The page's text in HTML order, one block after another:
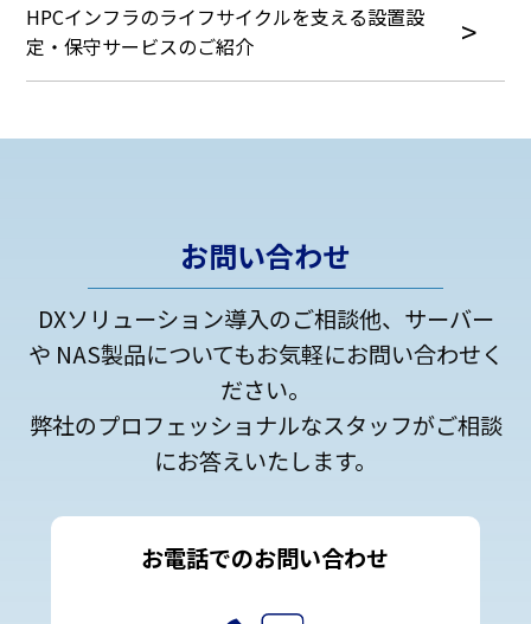
HPCインフラのライフサイクルを支える設置設
定・保守サービスのご紹介
お問い合わせ
DXソリューション導入のご相談他、サーバー
や NAS製品についてもお気軽にお問い合わせく
ださい。
弊社のプロフェッショナルなスタッフがご相談
にお答えいたします。
お電話でのお問い合わせ